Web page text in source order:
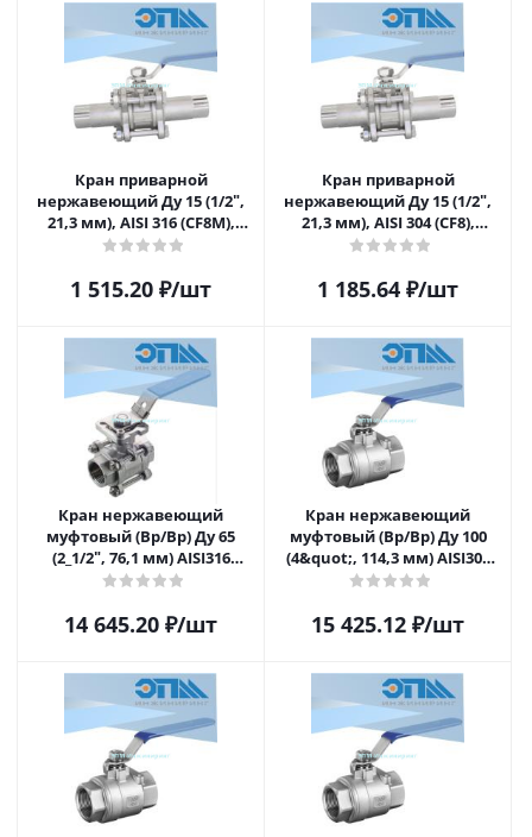
площадки под привод
площадки под привод
Кран приварной
нержавеющий Ду 15 (1/2ʺ,
21,3 мм), AISI 316 (CF8M),
полнопроходной, шаровой,
разборный, с блокировкой
площадки под привод
1 515.20 ₽/шт
Кран приварной
нержавеющий Ду 15 (1/2ʺ,
21,3 мм), AISI 304 (CF8),
полнопроходной, шаровой,
разборный, с блокировкой
площадки под привод
1 185.64 ₽/шт
Кран нержавеющий
муфтовый (Вр/Вр) Ду 65
(2_1/2ʺ, 76,1 мм) AISI316
(CF8M), полнопроходной,
(3PC) разборный, с
ISO5211
14 645.20 ₽/шт
Кран нержавеющий
муфтовый (Вр/Вр) Ду 100
(4&quot;, 114,3 мм) AISI304
(CF8), полнопроходной,
(2PC) с блокировкой ручки
15 425.12 ₽/шт